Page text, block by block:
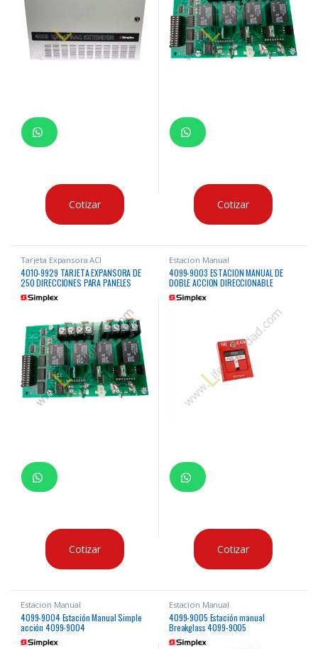
Cotizar Cotizar
Tarjeta Expansora ACI
4010-9929 TARJETA EXPANSORA DE
250 DIRECCIONES PARA PANELES
4010 SIMPLEX
Cotizar
Estacion Manual
4099-9003 ESTACION MANUAL DE
DOBLE ACCION DIRECCIONABLE
SIMPLEX
Cotizar
Estacion Manual
4099-9004 Estación Manual Simple
acción 4099-9004
Estacion Manual
4099-9005 Estación manual
Breakglass 4099-9005